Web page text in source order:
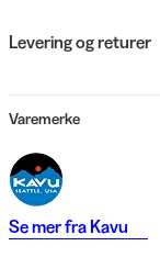
Levering og returer
Varemerke
Se mer fra Kavu